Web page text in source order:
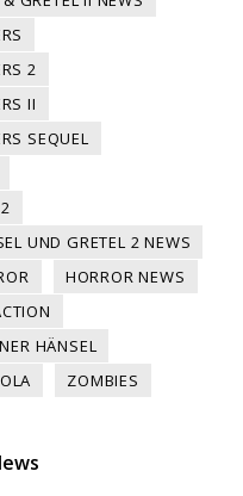
2
II
SEQUEL
UND GRETEL 2 NEWS
HORROR NEWS
HÄNSEL
ZOMBIES